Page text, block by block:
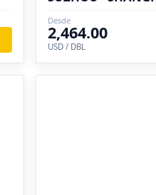
Desde
2,464.00
USD / DBL